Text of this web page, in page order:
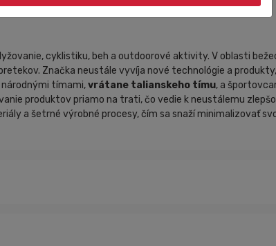
cyklistiku, beh a outdoorové aktivity. V oblasti
Značka neustále vyvíja nové technológie a
tímami,vrátane talianskeho tímu, a
produktov priamo na trati, čo vedie k neustálemu
a šetrné výrobné procesy, čím sa snaží minimalizovať